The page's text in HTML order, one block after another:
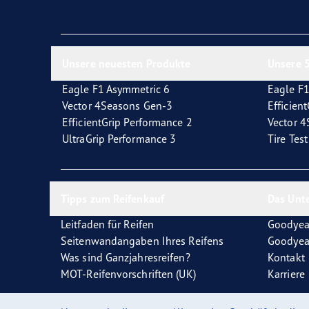
Eagle F1 Asymmetric 6
Vector 4Seasons Gen-3
EfficientGrip Performance 2
UltraGrip Performance 3
Eagle
Vector
Tire
Leitfaden für Reifen
Seitenwandangaben Ihres Reifens
Was sind Ganzjahresreifen?
MOT-Reifenvorschriften (UK)
Kontakt
Karriere